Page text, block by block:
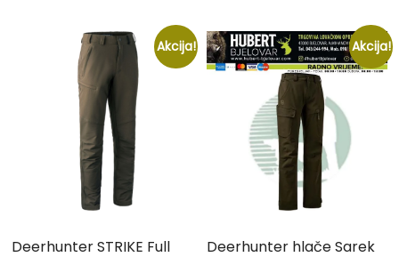
Akcija!
Deerhunter STRIKE Full
Akcija!
Deerhunter hlače Sarek